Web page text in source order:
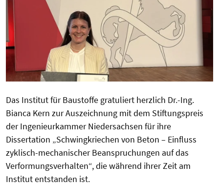
Das Institut für Baustoffe gratuliert herzlich Dr.-Ing.
Bianca Kern zur Auszeichnung mit dem Stiftungspreis
der Ingenieurkammer Niedersachsen für ihre
Dissertation „Schwingkriechen von Beton – Einfluss
zyklisch-mechanischer Beanspruchungen auf das
Verformungsverhalten“, die während ihrer Zeit am
Institut entstanden ist.